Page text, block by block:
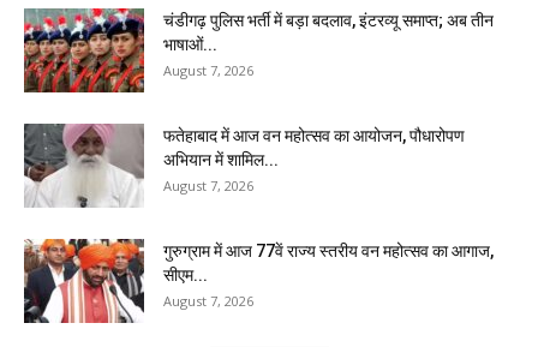
चंडीगढ़ पुलिस भर्ती में बड़ा बदलाव, इंटरव्यू समाप्त; अब तीन
भाषाओं...
August 7, 2026
फतेहाबाद में आज वन महोत्सव का आयोजन, पौधारोपण
अभियान में शामिल...
August 7, 2026
गुरुग्राम में आज 77वें राज्य स्तरीय वन महोत्सव का आगाज,
सीएम...
August 7, 2026